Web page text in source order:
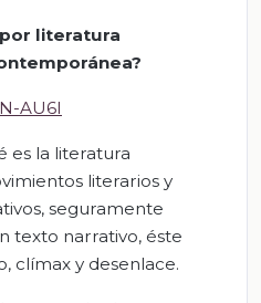
literatura
AU6I
es la literatura
literarios y
seguramente
texto narrativo, éste
clímax y desenlace.